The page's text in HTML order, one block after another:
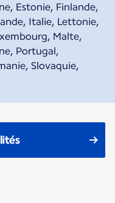
Estonie, Finlande,
Italie, Lettonie,
Malte,
Portugal,
Slovaquie,